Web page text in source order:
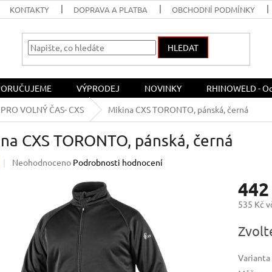
KONTAKTY DOPRAVA A PLATBA OBCHODNÍ PODMÍNKY
HLEDAT
VÝPRODEJ NOVINKY RHINOWELD -
VOLNÝ ČAS- CXS Mikina CXS TORONTO, pánská, černá
CXS TORONTO, pánská, černá
Průměrné
hvězdiček.
Neohodnoceno Podrobnosti hodnocení
535 Kč
cena:
Varianta